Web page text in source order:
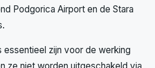
Podgorica Airport en de Stara
zijn voor de werking